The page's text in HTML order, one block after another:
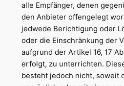
alle Empfänger, denen
den Anbieter offengelegt
jedwede Berichtigung oder
oder die Einschränkung der
aufgrund der Artikel 16, 17
erfolgt, zu unterrichten.
besteht jedoch nicht, soweit